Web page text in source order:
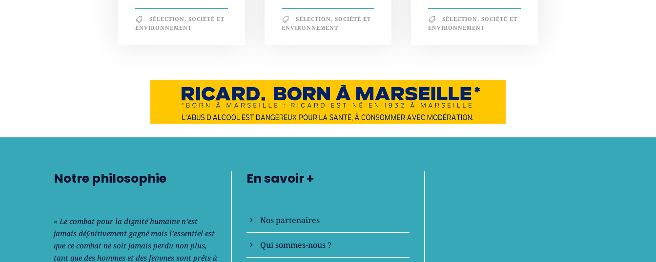
SÉLECTION, SOCIÉTÉ ET
ENVIRONNEMENT
SÉLECTION, SOCIÉTÉ ET
ENVIRONNEMENT
SÉLECTION, SOCIÉTÉ ET
ENVIRONNEMENT
Notre philosophie
« Le combat pour la dignité humaine n’est
jamais déﬁnitivement gagné mais l’essentiel est
que ce combat ne soit jamais perdu non plus,
tant que des hommes et des femmes sont prêts à
En savoir +
Nos partenaires
Qui sommes-nous ?